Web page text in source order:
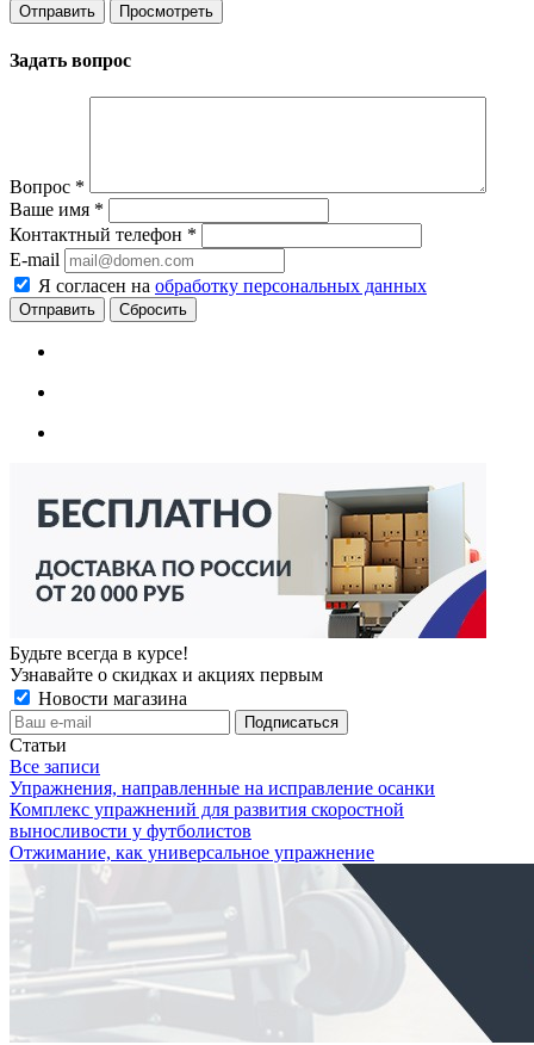
Задать вопрос
Вопрос *
Ваше имя *
Контактный телефон *
E-mail
Я согласен на обработку персональных данных
Сбросить
Будьте всегда в курсе!
Узнавайте о скидках и акциях первым
Новости магазина
Статьи
Все записи
Упражнения, направленные на исправление осанки
Комплекс упражнений для развития скоростной
выносливости у футболистов
Отжимание, как универсальное упражнение